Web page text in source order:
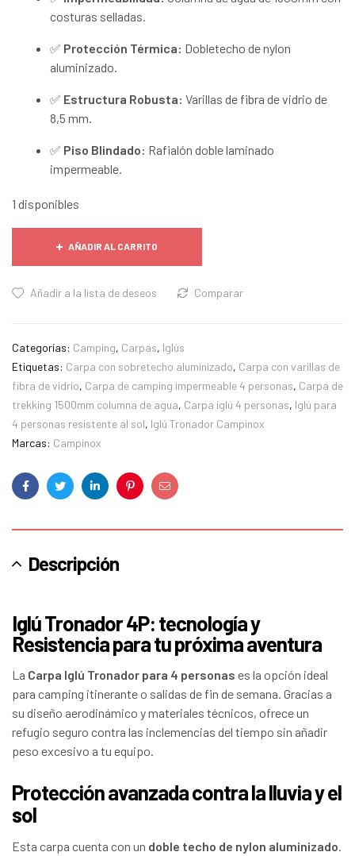
costuras selladas.
✅ Protección Térmica: Dobletecho de nylon
aluminizado.
✅ Estructura Robusta: Varillas de fibra de vidrio de
8,5 mm.
✅ Piso Blindado: Rafialón doble laminado
impermeable.
1 disponibles
AÑADIR AL CARRITO
Añadir a la lista de deseos Comparar
Categorías: Camping, Carpas, Iglús
Etiquetas: Carpa con sobretecho aluminizado, Carpa con varillas de
fibra de vidrio, Carpa de camping impermeable 4 personas, Carpa de
trekking 1500mm columna de agua, Carpa iglú 4 personas, Iglú para
4 personas resistente al sol, Iglú Tronador Campinox
Marcas: Campinox
FacebookTwitterLinkedInPinterestCorreo
Descripción
Iglú Tronador 4P: tecnología y
Resistencia para tu próxima aventura
La Carpa Iglú Tronador para 4 personas es la opción ideal
para camping itinerante o salidas de fin de semana. Gracias a
su diseño aerodinámico y materiales técnicos, ofrece un
refugio seguro contra las inclemencias del tiempo sin añadir
peso excesivo a tu equipo.
Protección avanzada contra la lluvia y el
sol
Esta carpa cuenta con un doble techo de nylon aluminizado